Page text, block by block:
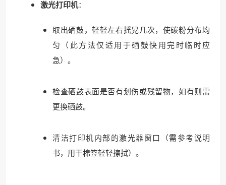
激光打印机：
取出硒鼓，轻轻左右摇晃几次，使碳粉分布均
匀（此方法仅适用于硒鼓快用完时临时应
急）。
检查硒鼓表面是否有划伤或残留物，如有则需
更换硒鼓。
清洁打印机内部的激光器窗口（需参考说明
书，用干棉签轻轻擦拭）。